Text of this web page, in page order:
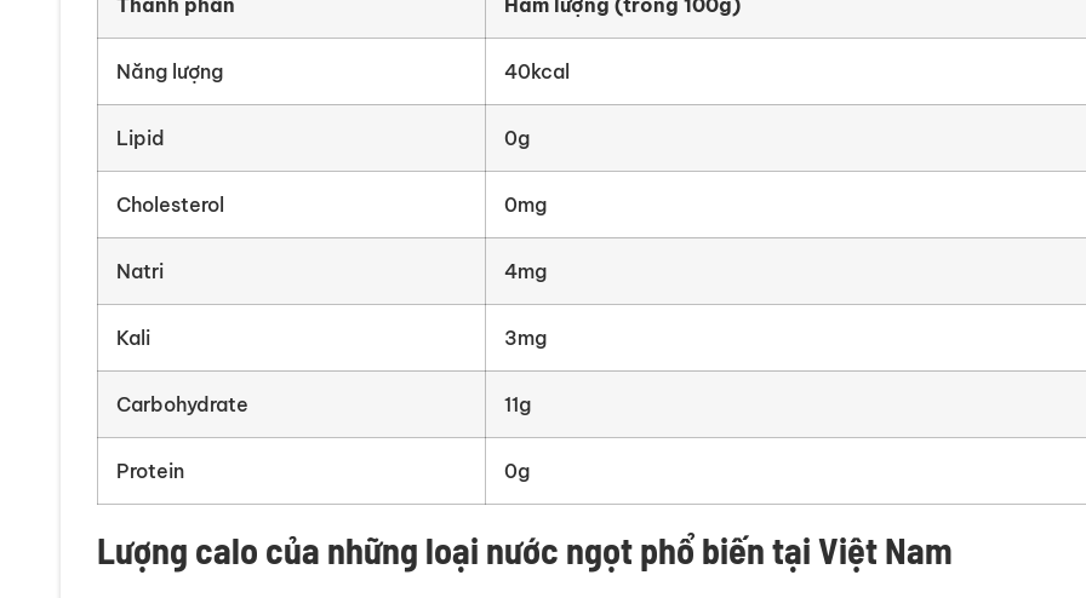
Thành phần Hàm lượng (trong 100g)
Năng lượng 40kcal
Lipid 0g
Cholesterol 0mg
Natri 4mg
Kali 3mg
Carbohydrate 11g
Protein 0g
Lượng calo của những loại nước ngọt phổ biến tại Việt Nam